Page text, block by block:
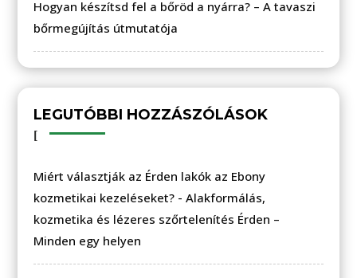
Hogyan készítsd fel a bőröd a nyárra? – A tavaszi
bőrmegújítás útmutatója
LEGUTÓBBI HOZZÁSZÓLÁSOK
Miért választják az Érden lakók az Ebony
kozmetikai kezeléseket? -Alakformálás,
kozmetika és lézeres szőrtelenítés Érden –
Minden egy helyen